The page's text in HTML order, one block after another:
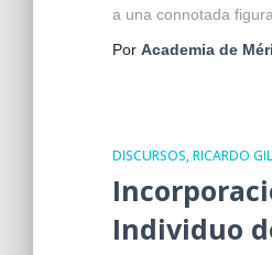
a una connotada
Por Academia de
DISCURSOS RICARDO
Individuo